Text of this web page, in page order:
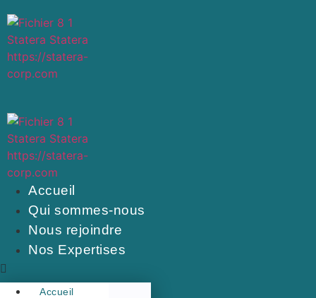
Accueil
Qui sommes-nous
Nous rejoindre
Nos Expertises
Accueil